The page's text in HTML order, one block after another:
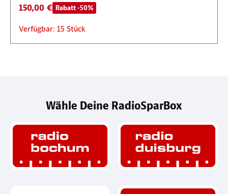
150,00 € Rabatt -50%
Verfügbar: 15 Stück
Wähle Deine RadioSparBox